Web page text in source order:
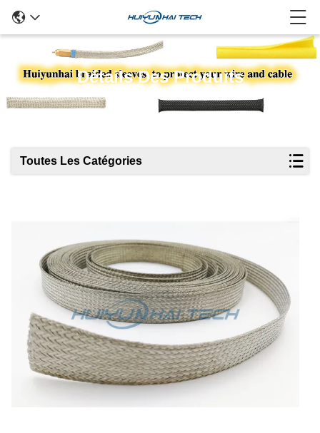
Détails Des Produits
Toutes Les Catégories